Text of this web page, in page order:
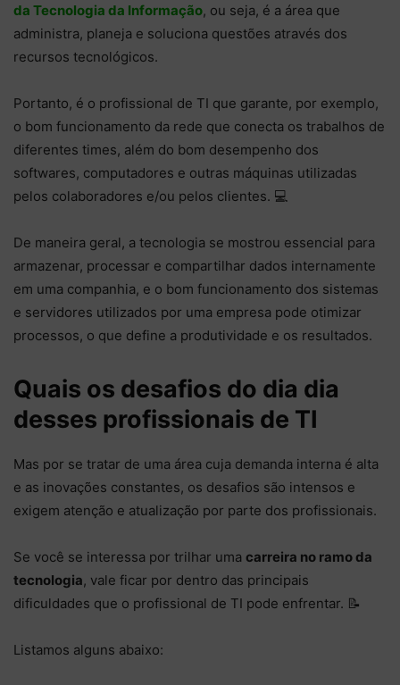
da Tecnologia da Informação, ou seja, é a área que
administra, planeja e soluciona questões através dos
recursos tecnológicos.
Portanto, é o profissional de TI que garante, por exemplo,
o bom funcionamento da rede que conecta os trabalhos de
diferentes times, além do bom desempenho dos
softwares, computadores e outras máquinas utilizadas
pelos colaboradores e/ou pelos clientes. 💻
De maneira geral, a tecnologia se mostrou essencial para
armazenar, processar e compartilhar dados internamente
em uma companhia, e o bom funcionamento dos sistemas
e servidores utilizados por uma empresa pode otimizar
processos, o que define a produtividade e os resultados.
Quais os desafios do dia dia
desses profissionais de TI
Mas por se tratar de uma área cuja demanda interna é alta
e as inovações constantes, os desafios são intensos e
exigem atenção e atualização por parte dos profissionais.
Se você se interessa por trilhar uma carreira no ramo da
tecnologia, vale ficar por dentro das principais
dificuldades que o profissional de TI pode enfrentar. 📝
Listamos alguns abaixo: